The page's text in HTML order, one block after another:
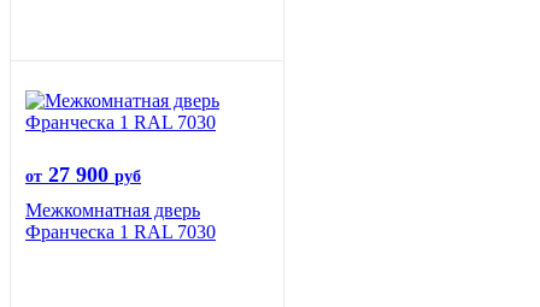
от 27 900 руб
Межкомнатная дверь
Франческа 1 RAL 7030